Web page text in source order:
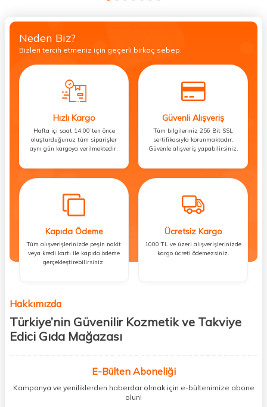
Neden Biz?
Bizleri tercih etmeniz için geçerli birkaç sebep.
Hızlı Kargo
Hafta içi saat 14:00’ten önce
oluşturduğunuz tüm siparişler
aynı gün kargoya verilmektedir.
Güvenli Alışveriş
Tüm bilgileriniz 256 Bit SSL
sertifikasıyla korunmaktadır.
Güvenle alışveriş yapabilirsiniz.
Kapıda Ödeme
Tüm alışverişlerinizde peşin nakit
veya kredi kartı ile kapıda ödeme
gerçekleştirebilirsiniz.
Ücretsiz Kargo
1000 TL ve üzeri alışverişlerinizde
kargo ücreti ödemezsiniz.
Hakkımızda
Türkiye’nin Güvenilir Kozmetik ve Takviye
Edici Gıda Mağazası
kişisel bakım hem de takviye edici gıda ürünlerini sizlerle
buluşturuyoruz. Artık mağaza mağaza dolaşmanıza gerek yok;
ihtiyacınız olan her şeyi tek bir çatı altında topluyor ve kapınıza kadar
E-Bülten Aboneliği
Kampanya ve yeniliklerden haberdar olmak için e-bültenimize abone
olun!